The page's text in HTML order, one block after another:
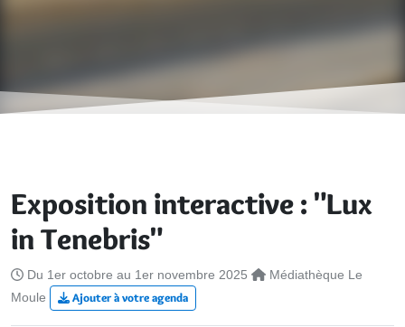
Exposition interactive : "Lux
in Tenebris"
Du 1er octobre au 1er novembre 2025
Médiathèque Le
Moule
Ajouter à votre agenda